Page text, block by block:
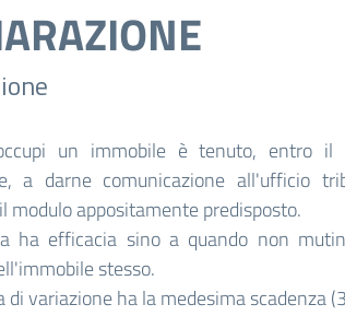
un immobile è tenuto, entro il
a darne comunicazione all'ufficio
modulo appositamente predisposto.
ha efficacia sino a quando non
stesso.
di variazione ha la medesima scadenza